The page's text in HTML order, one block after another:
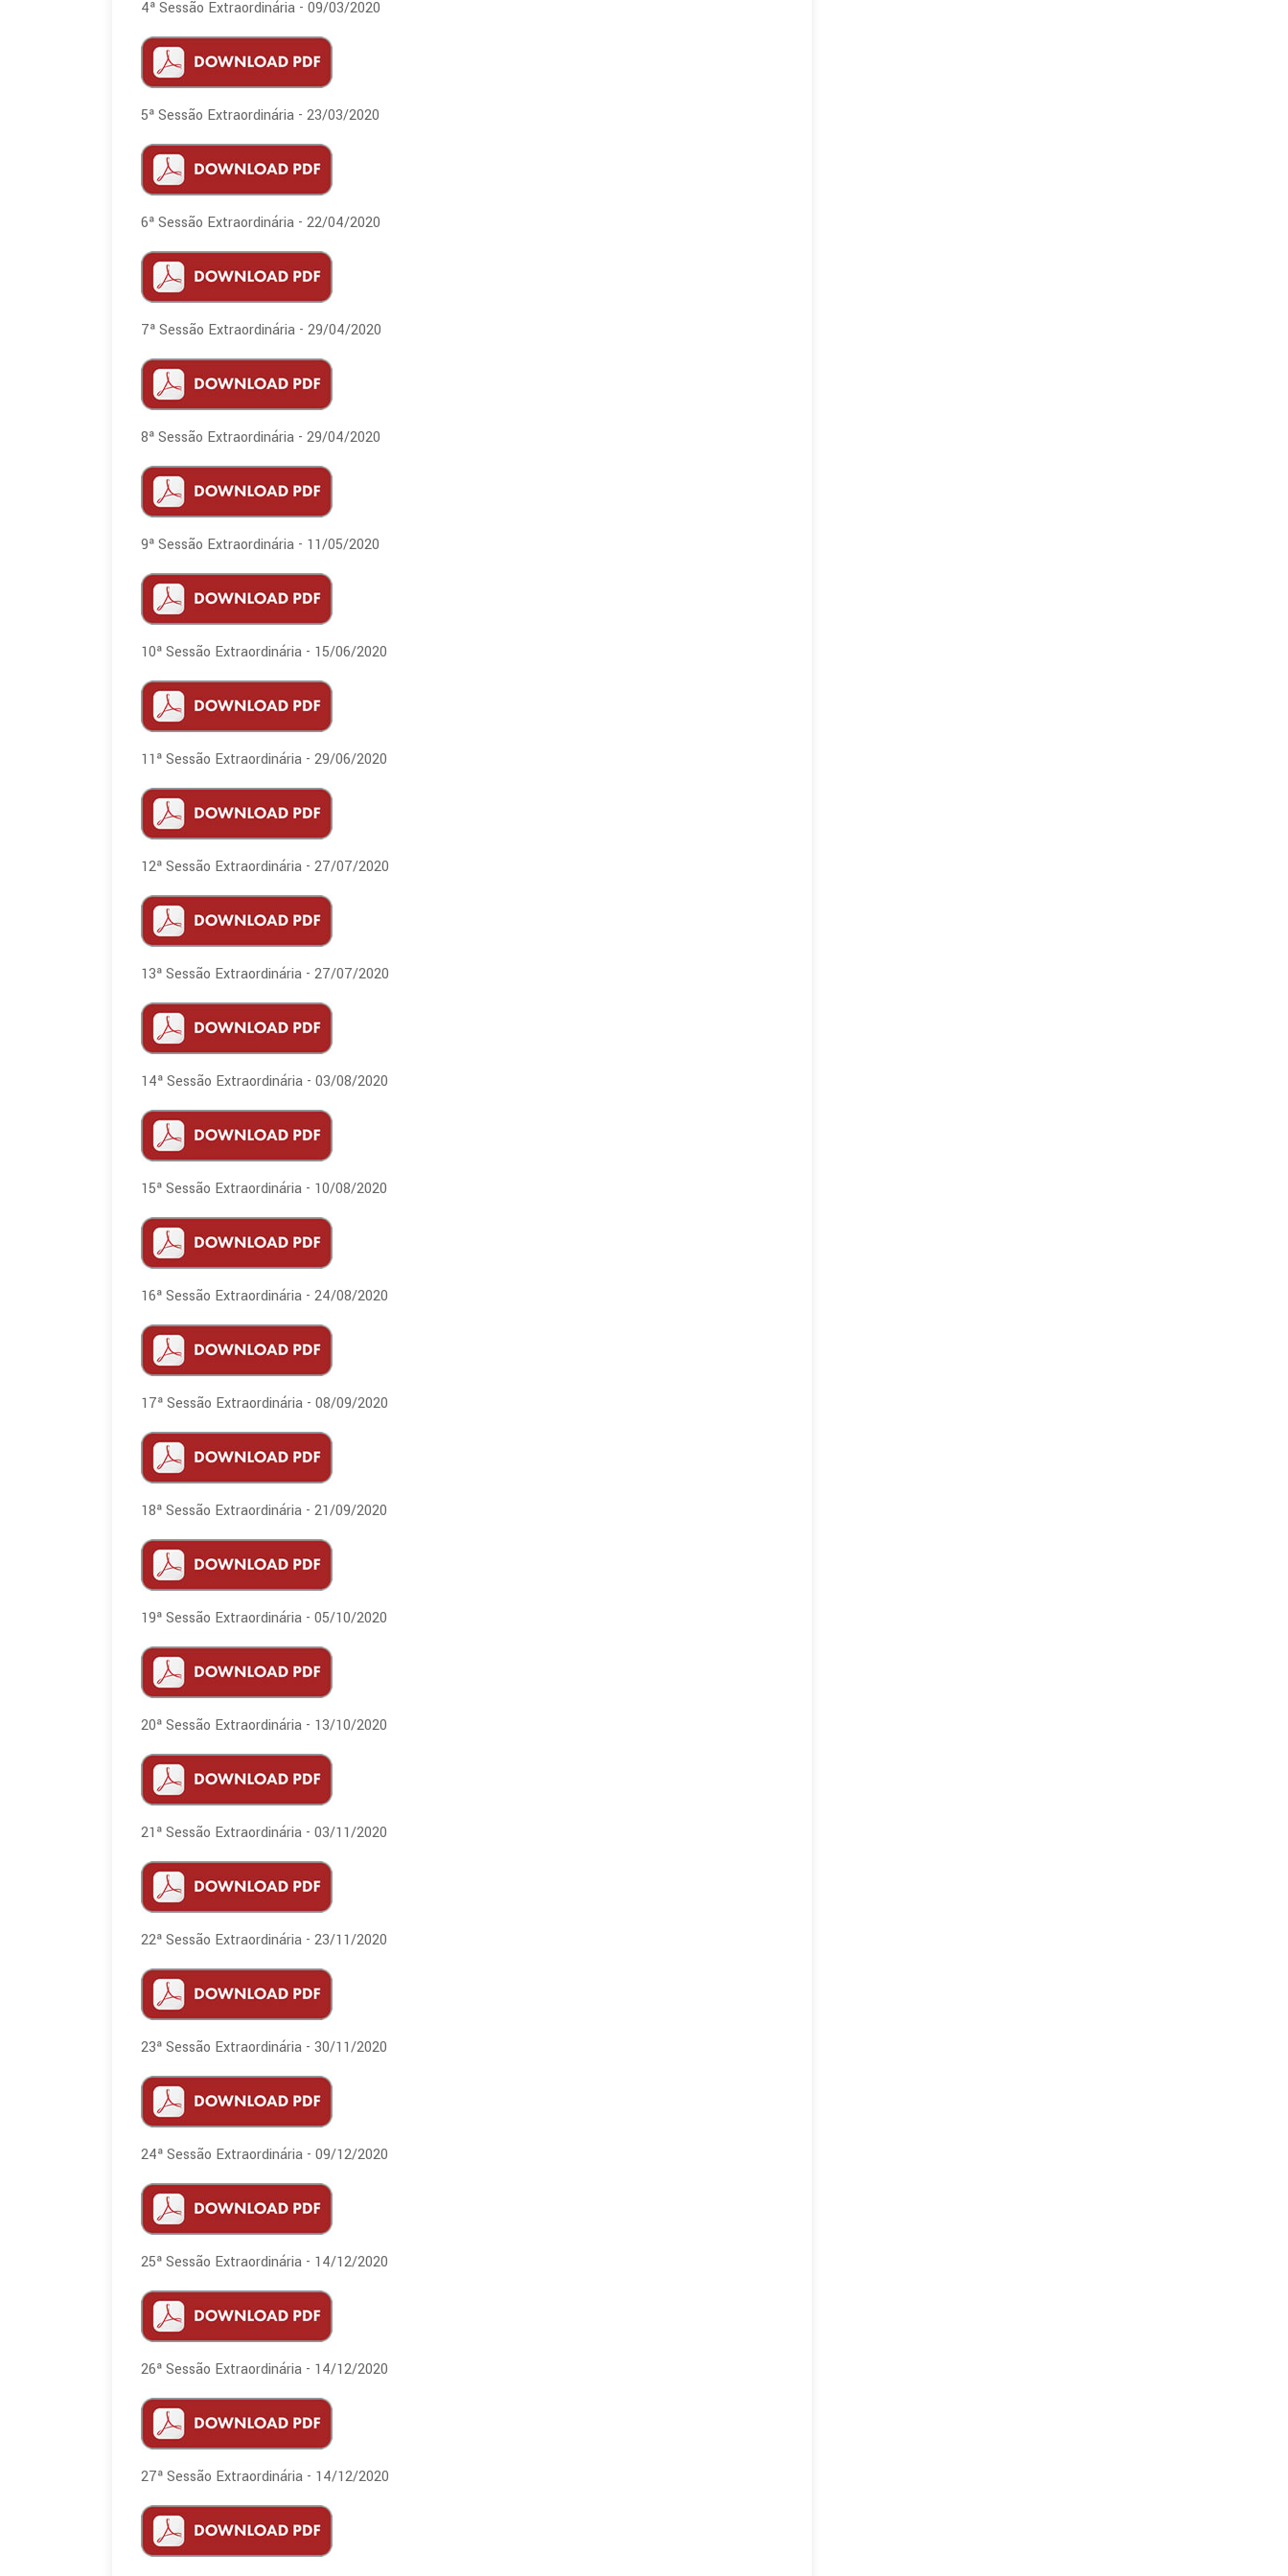
4ª Sessão Extraordinária - 09/03/2020
5ª Sessão Extraordinária - 23/03/2020
6ª Sessão Extraordinária - 22/04/2020
7ª Sessão Extraordinária - 29/04/2020
8ª Sessão Extraordinária - 29/04/2020
9ª Sessão Extraordinária - 11/05/2020
10ª Sessão Extraordinária - 15/06/2020
11ª Sessão Extraordinária - 29/06/2020
12ª Sessão Extraordinária - 27/07/2020
13ª Sessão Extraordinária - 27/07/2020
14ª Sessão Extraordinária - 03/08/2020
15ª Sessão Extraordinária - 10/08/2020
16ª Sessão Extraordinária - 24/08/2020
17ª Sessão Extraordinária - 08/09/2020
18ª Sessão Extraordinária - 21/09/2020
19ª Sessão Extraordinária - 05/10/2020
20ª Sessão Extraordinária - 13/10/2020
21ª Sessão Extraordinária - 03/11/2020
22ª Sessão Extraordinária - 23/11/2020
23ª Sessão Extraordinária - 30/11/2020
24ª Sessão Extraordinária - 09/12/2020
25ª Sessão Extraordinária - 14/12/2020
26ª Sessão Extraordinária - 14/12/2020
27ª Sessão Extraordinária - 14/12/2020